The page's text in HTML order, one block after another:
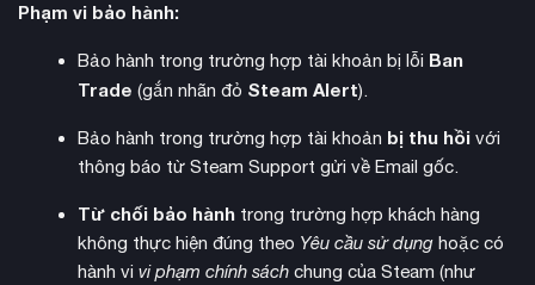
Sự hấp dẫn của trò chơi còn được nhân lên gấp bội với chế
Convoy Multiplayer, cho phép bạn lập đội và cùng bạn
bè thực hiện các chuyến hàng đường dài. Bên cạnh đó, tính
xế ảo toàn cầu, nơi bạn có thể chia sẻ những bức ảnh đẹp,
tham gia các sự kiện cộng đồng và khoe những chiếc xe tải
giãn nhẹ nhàng hay thử thách lái xe chuyên nghiệp, tựa game
này đều đáp ứng một cách xuất sắc.
Phạm vi bảo hành:
Bảo hành trong trường hợp tài khoản bị lỗi Ban
Trade (gắn nhãn đỏ Steam Alert).
Bảo hành trong trường hợp tài khoản bị thu hồivới
thông báo từ Steam Support gửi về Email gốc.
Từ chối bảo hànhtrong trường hợp khách hàng
không thực hiện đúng theo Yêu cầu sử dụnghoặc có
hành vi vi phạm chính sáchchung của Steam (như